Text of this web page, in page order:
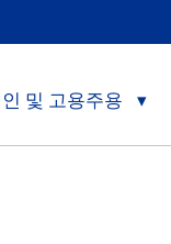
및 고용주용